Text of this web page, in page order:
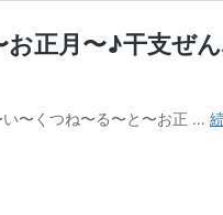
正月〜♪干支ぜ
い〜くつね〜る〜と〜お正 …